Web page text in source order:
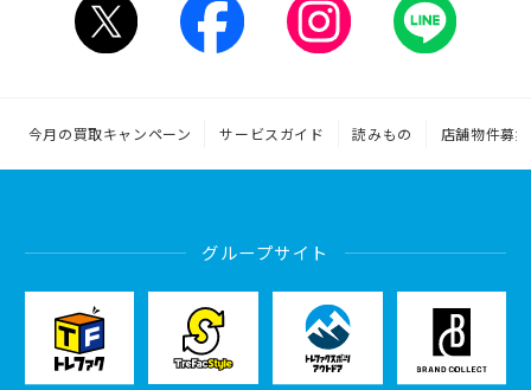
今月の買取キャンペーン サービスガイド 読みもの 店舗物件募集
グループサイト